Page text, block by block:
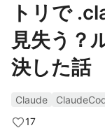
トリで
見失う？
決した話
Claude
17